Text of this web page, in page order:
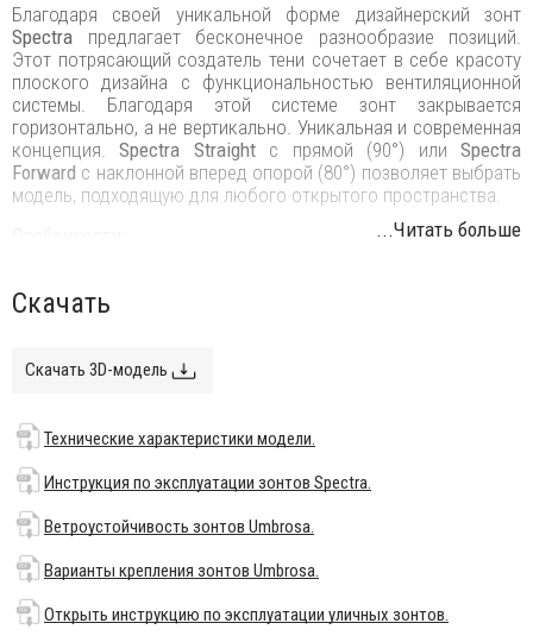
Благодаря своей уникальной форме дизайнерский зонт
Spectra предлагает бесконечное разнообразие позиций.
Этот потрясающий создатель тени сочетает в себе красоту
плоского дизайна с функциональностью вентиляционной
системы. Благодаря этой системе зонт закрывается
горизонтально, а не вертикально. Уникальная и современная
концепция.Spectra Straightс прямой (90°) илиSpectra
Forward с наклонной вперед опорой (80°) позволяет выбрать
модель, подходящую для любого открытого пространства.
алюминий с порошковым покрытием.
г/м², УФ-защита 7/8, водоотталкивающие свойства.
Возможность поворота на 360°.
Материал рукоятки: литой алюминий с порошковым
Все модели Umbrosa разработаны и изготовлены в
Бельгии.
до 2 лет.
...Читать больше
Скачать
Скачать 3D-модель
Технические характеристики модели.
Инструкция по эксплуатации зонтов Spectra.
Ветроустойчивость зонтов Umbrosa.
Варианты крепления зонтов Umbrosa.
Открыть инструкцию по эксплуатации уличных зонтов.